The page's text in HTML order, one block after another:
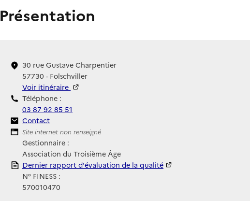
Présentation
30 rue Gustave Charpentier
57730 - Folschviller
Voir itinéraire
Téléphone :
03 87 92 85 51
Contact
Contact
Site Internet
Site internet non renseigné
Gestionnaire :
Association du Troisième Âge
Rapport HAS
Dernier rapport d'évaluation de la qualité
N° FINESS :
570010470